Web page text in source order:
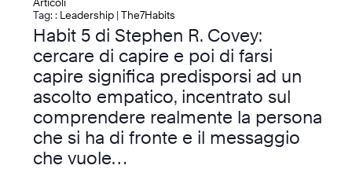
Tag: : Leadership |The7Habits
Habit 5 di Stephen R. Covey:
cercare di capire e poi di farsi
capire significa predisporsi ad un
ascolto empatico, incentrato sul
comprendere realmente la persona
che si ha di fronte e il messaggio
che vuole…